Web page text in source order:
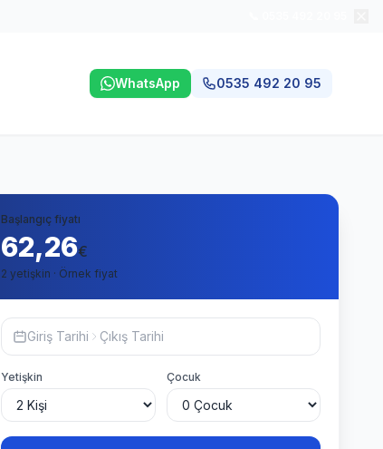
WhatsApp 0535 492 20 95
Başlangıç fiyatı
62,26€
2 yetişkin · Örnek fiyat
Giriş Tarihi Çıkış Tarihi
Yetişkin Çocuk